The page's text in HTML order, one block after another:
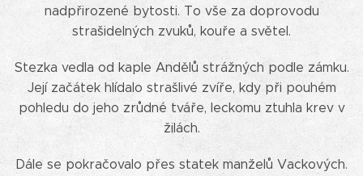
nadpřirozené bytosti. To vše za doprovodu
strašidelných zvuků, kouře a světel.
Stezka vedla od kaple Andělů strážných podle zámku.
Její začátek hlídalo strašlivé zvíře, kdy při pouhém
pohledu do jeho zrůdné tváře, leckomu ztuhla krev v
žilách.
Dále se pokračovalo přes statek manželů Vackových.